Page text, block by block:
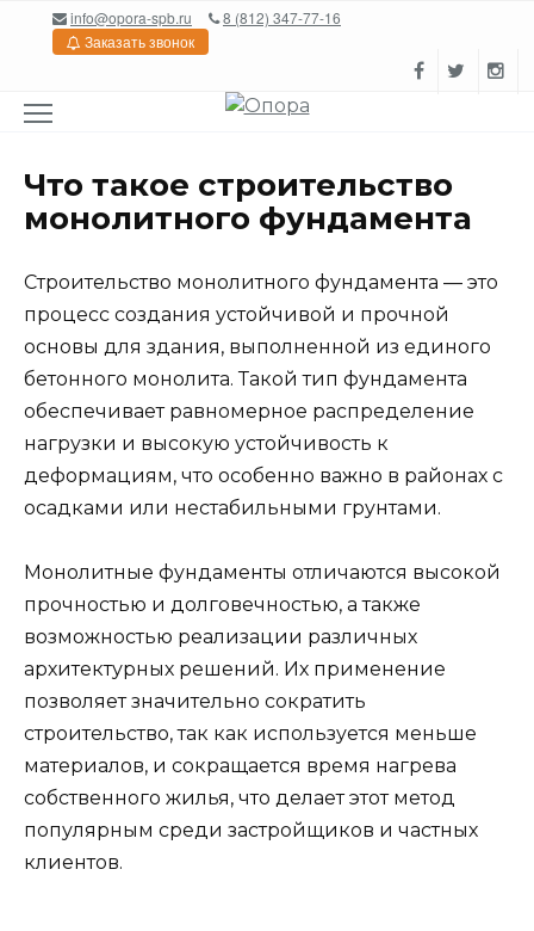
Перейтиinfo@opora-spb.ru
8 (812) 347-77-16
Заказать звонок
Что такое строительство
монолитного фундамента
Строительство монолитного фундамента — это
процесс создания устойчивой и прочной
основы для здания, выполненной из единого
бетонного монолита. Такой тип фундамента
обеспечивает равномерное распределение
нагрузки и высокую устойчивость к
деформациям, что особенно важно в районах с
осадками или нестабильными грунтами.
Монолитные фундаменты отличаются высокой
прочностью и долговечностью, а также
возможностью реализации различных
архитектурных решений. Их применение
позволяет значительно сократить
строительство, так как используется меньше
материалов, и сокращается время нагрева
собственного жилья, что делает этот метод
популярным среди застройщиков и частных
клиентов.